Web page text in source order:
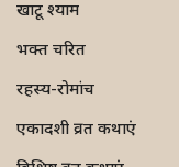
खाटू श्याम
भक्त चरित
रहस्य-रोमांच
एकादशी व्रत कथाएं